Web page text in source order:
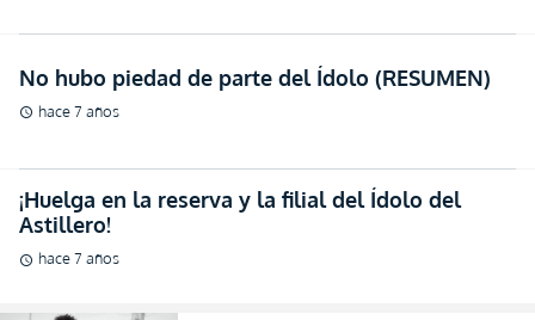
No hubo piedad de parte del Ídolo (RESUMEN)
schedule hace 7 años
¡Huelga en la reserva y la filial del Ídolo del
Astillero!
schedule hace 7 años